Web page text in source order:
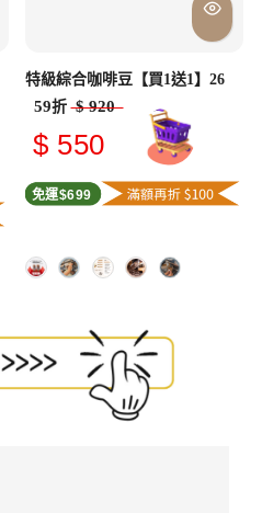
特級綜合咖啡豆【買1送1】26
59折 $ 920
$ 550
免運$699